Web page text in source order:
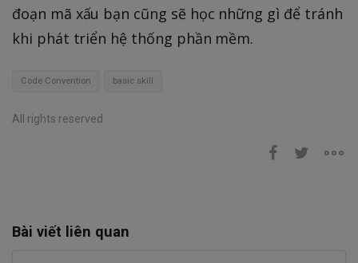
đoạn mã xấu bạn cũng sẽ học những gì để tránh
khi phát triển hệ thống phần mềm.
Code Convention basic skill
All rights reserved
Bài viết liên quan